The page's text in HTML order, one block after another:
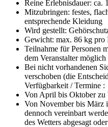
Reine Erlebnisdauer: ca.
Mitzubringen: festes,
entsprechende Kleidung
Wird gestellt:
Gewicht: max. 86 kg pro
Teilnahme für Personen
dem Veranstalter möglich
Bei nicht vorhandenen
verschoben (die
Verfügbarkeit / Termine :
Von April bis Oktober zu
Von November bis März
dennoch vereinbart
des Wetters abgesagt